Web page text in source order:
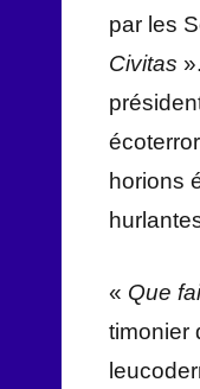
par les
Civitas
horions
« Que
timonier